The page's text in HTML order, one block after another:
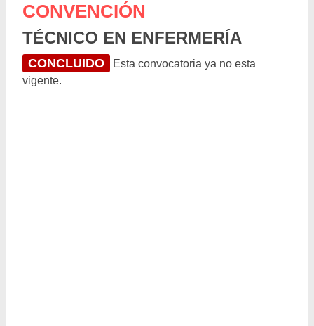
CONVENCIÓN
TÉCNICO EN ENFERMERÍA
CONCLUIDO
Esta convocatoria ya no esta
vigente.